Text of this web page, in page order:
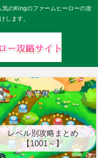
のKingのファームヒーローの攻
します。
レベル別攻略まとめ
【1001～】